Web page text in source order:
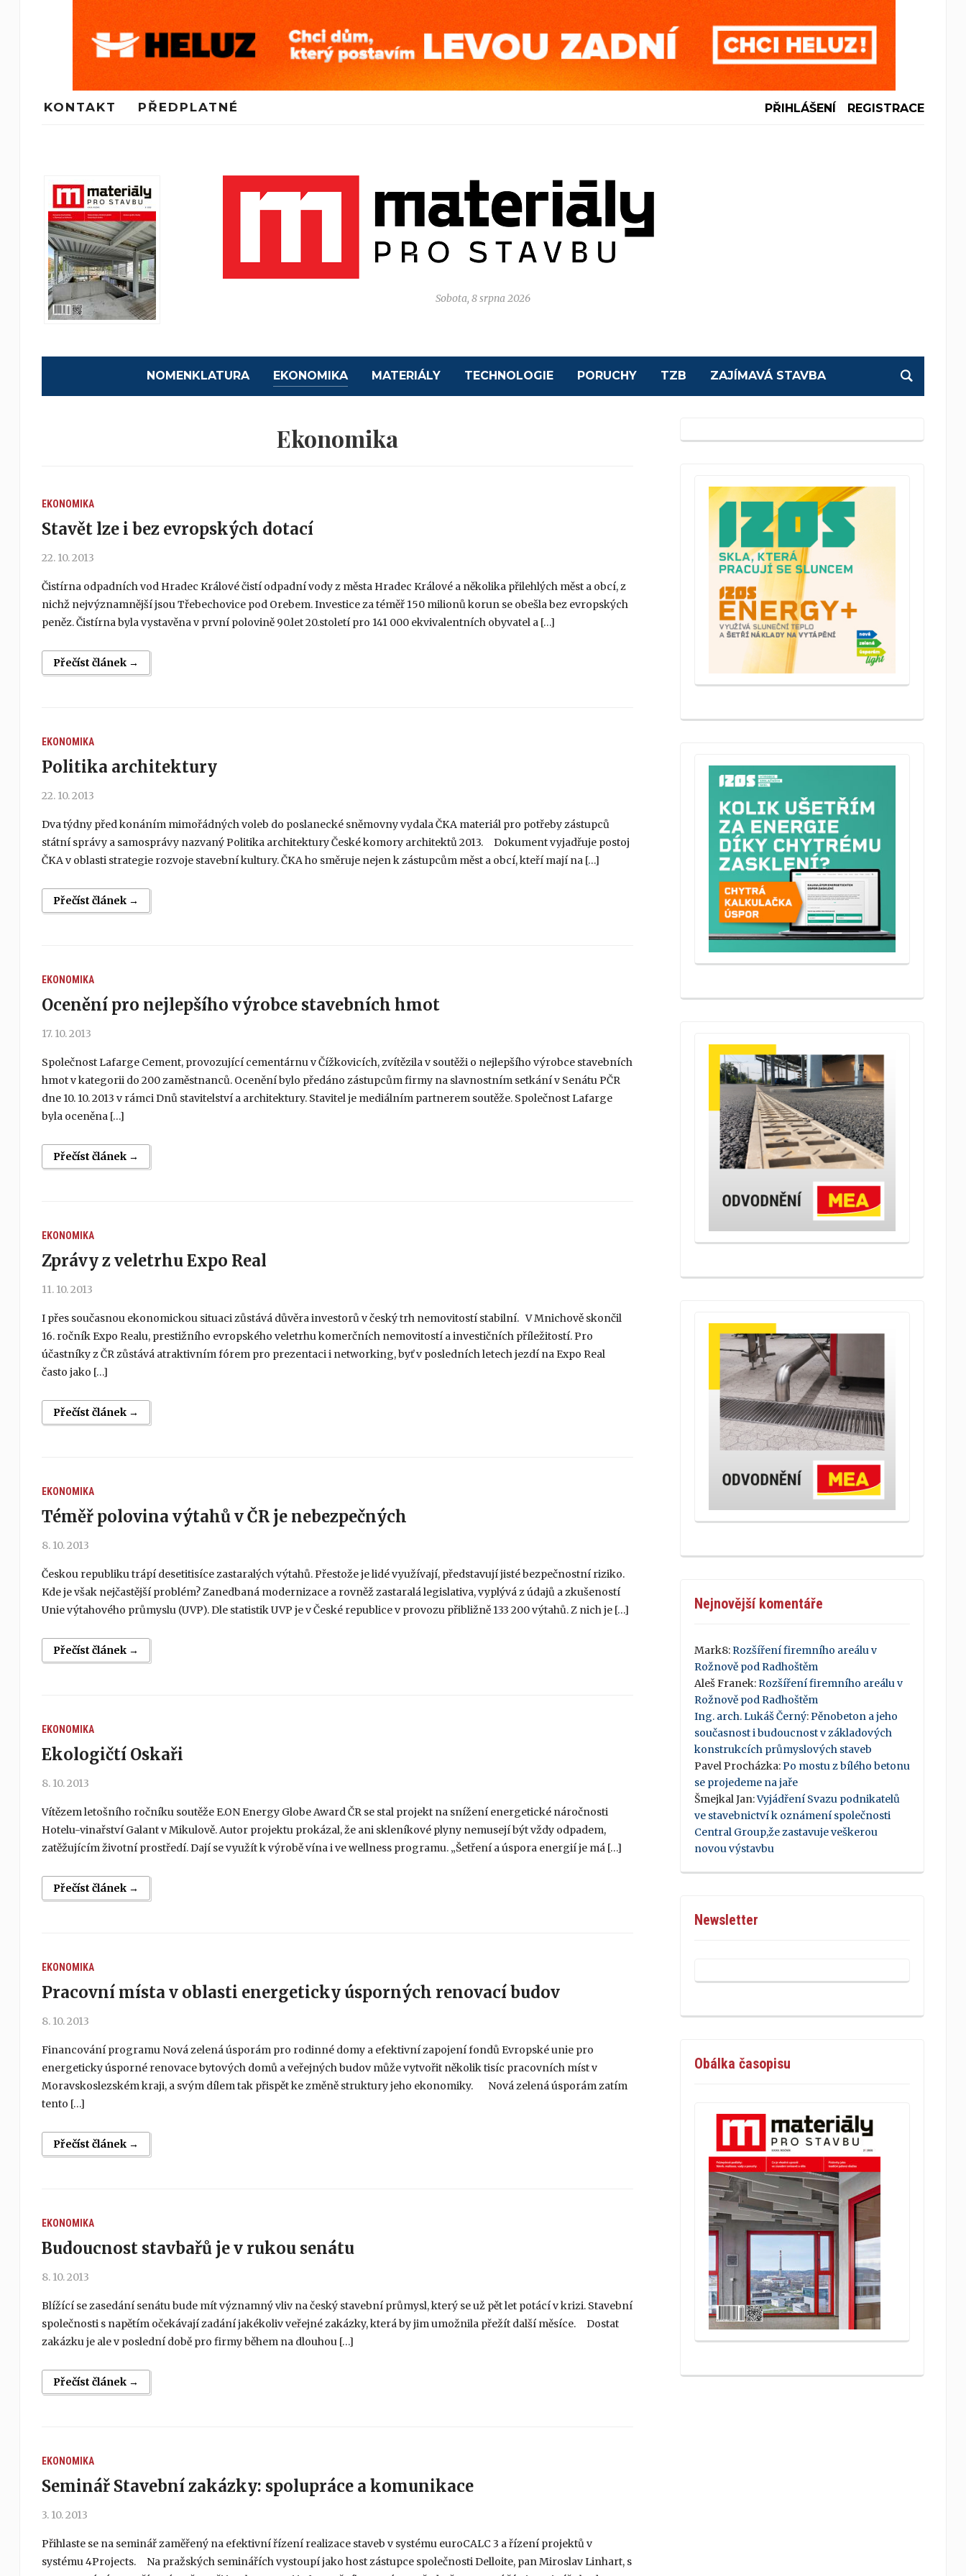
KONTAKT PŘEDPLATNÉ PŘIHLÁŠENÍ REGISTRACE
Sobota, 8 srpna 2026
NOMENKLATURA EKONOMIKA MATERIÁLY TECHNOLOGIE PORUCHY TZB ZAJÍMAVÁ STAVBA
Ekonomika
EKONOMIKA
Stavět lze i bez evropských dotací
22. 10. 2013
Čistírna odpadních vod Hradec Králové čistí odpadní vody z města Hradec Králové a několika přilehlých měst a obcí, z
nichž nejvýznamnější jsou Třebechovice pod Orebem. Investice za téměř 150 milionů korun se obešla bez evropských
peněz. Čistírna byla vystavěna v první polovině 90.let 20.století pro 141 000 ekvivalentních obyvatel a […]
Přečíst článek →
EKONOMIKA
Politika architektury
22. 10. 2013
Dva týdny před konáním mimořádných voleb do poslanecké sněmovny vydala ČKA materiál pro potřeby zástupců
státní správy a samosprávy nazvaný Politika architektury České komory architektů 2013. Dokument vyjadřuje postoj
ČKA v oblasti strategie rozvoje stavební kultury. ČKA ho směruje nejen k zástupcům měst a obcí, kteří mají na […]
Přečíst článek →
EKONOMIKA
Ocenění pro nejlepšího výrobce stavebních hmot
17. 10. 2013
Společnost Lafarge Cement, provozující cementárnu v Čížkovicích, zvítězila v soutěži o nejlepšího výrobce stavebních
hmot v kategorii do 200 zaměstnanců. Ocenění bylo předáno zástupcům firmy na slavnostním setkání v Senátu PČR
dne 10. 10. 2013 v rámci Dnů stavitelství a architektury. Stavitel je mediálním partnerem soutěže. Společnost Lafarge
byla oceněna […]
Přečíst článek →
EKONOMIKA
Zprávy z veletrhu Expo Real
11. 10. 2013
I přes současnou ekonomickou situaci zůstává důvěra investorů v český trh nemovitostí stabilní. V Mnichově skončil
16. ročník Expo Realu, prestižního evropského veletrhu komerčních nemovitostí a investičních příležitostí. Pro
účastníky z ČR zůstává atraktivním fórem pro prezentaci i networking, byť v posledních letech jezdí na Expo Real
často jako […]
Přečíst článek →
EKONOMIKA
Téměř polovina výtahů v ČR je nebezpečných
8. 10. 2013
Českou republiku trápí desetitisíce zastaralých výtahů. Přestože je lidé využívají, představují jisté bezpečnostní riziko.
Kde je však nejčastější problém? Zanedbaná modernizace a rovněž zastaralá legislativa, vyplývá z údajů a zkušeností
Unie výtahového průmyslu (UVP). Dle statistik UVP je v České republice v provozu přibližně 133 200 výtahů. Z nich je […]
Přečíst článek →
EKONOMIKA
Ekologičtí Oskaři
8. 10. 2013
Vítězem letošního ročníku soutěže E.ON Energy Globe Award ČR se stal projekt na snížení energetické náročnosti
Hotelu-vinařství Galant v Mikulově. Autor projektu prokázal, že ani skleníkové plyny nemusejí být vždy odpadem,
zatěžujícím životní prostředí. Dají se využít k výrobě vína i ve wellness programu. „Šetření a úspora energií je má […]
Přečíst článek →
EKONOMIKA
Pracovní místa v oblasti energeticky úsporných renovací budov
8. 10. 2013
Financování programu Nová zelená úsporám pro rodinné domy a efektivní zapojení fondů Evropské unie pro
energeticky úsporné renovace bytových domů a veřejných budov může vytvořit několik tisíc pracovních míst v
Moravskoslezském kraji, a svým dílem tak přispět ke změně struktury jeho ekonomiky. Nová zelená úsporám zatím
tento […]
Přečíst článek →
EKONOMIKA
Budoucnost stavbařů je v rukou senátu
8. 10. 2013
Blížící se zasedání senátu bude mít významný vliv na český stavební průmysl, který se už pět let potácí v krizi. Stavební
společnosti s napětím očekávají zadání jakékoliv veřejné zakázky, která by jim umožnila přežít další měsíce. Dostat
zakázku je ale v poslední době pro firmy během na dlouhou […]
Přečíst článek →
EKONOMIKA
Seminář Stavební zakázky: spolupráce a komunikace
3. 10. 2013
Přihlaste se na seminář zaměřený na efektivní řízení realizace staveb v systému euroCALC 3 a řízení projektů v
systému 4Projects. Na pražských seminářích vystoupí jako host zástupce společnosti Delloite, pan Miroslav Linhart, s
Nejnovější komentáře
Mark8:Rozšíření firemního areálu v
Rožnově pod Radhoštěm
Aleš Franek:Rozšíření firemního areálu v
Rožnově pod Radhoštěm
Ing. arch. Lukáš Černý:Pěnobeton a jeho
současnost i budoucnost v základových
konstrukcích průmyslových staveb
Pavel Procházka:Po mostu z bílého betonu
se projedeme na jaře
Šmejkal Jan:Vyjádření Svazu podnikatelů
ve stavebnictví k oznámení společnosti
Central Group,že zastavuje veškerou
novou výstavbu
Newsletter
Obálka časopisu